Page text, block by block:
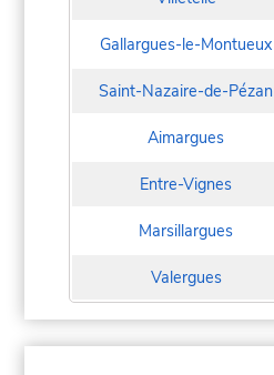
Gallargues-le-Montueux
Saint-Nazaire-de-Pézan
Aimargues
Entre-Vignes
Marsillargues
Valergues